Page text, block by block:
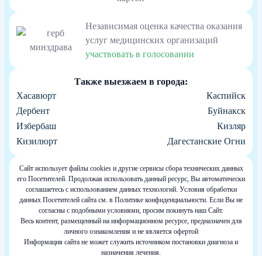
Независимая оценка качества оказания
услуг медицинских организаций
участвовать в голосовании
Также выезжаем в города:
Хасавюрт
Каспийск
Дербент
Буйнакск
Избербаш
Кизляр
Кизилюрт
Дагестанские Огни
Сайт использует файлы cookies и другие сервисы сбора технических данных
его Посетителей. Продолжая использовать данный ресурс, Вы автоматически
соглашаетесь с использованием данных технологий. Условия обработки
данных Посетителей сайта см. в Политике конфиденциальности. Если Вы не
согласны с подобными условиями, просим покинуть наш Сайт.
Весь контент, размещенный на информационном ресурсе, предназначен для
личного ознакомления и не является офертой
Информация сайта не может служить источником постановки диагноза и
назначения лечения.